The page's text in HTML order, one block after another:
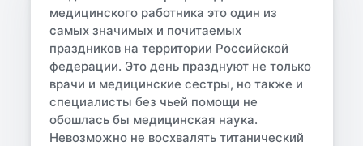
медицинского работника это один из
самых значимых и почитаемых
праздников на территории Российской
федерации. Это день празднуют не только
врачи и медицинские сестры, но также и
специалисты без чьей помощи не
обошлась бы медицинская наука.
Невозможно не восхвалять титанический